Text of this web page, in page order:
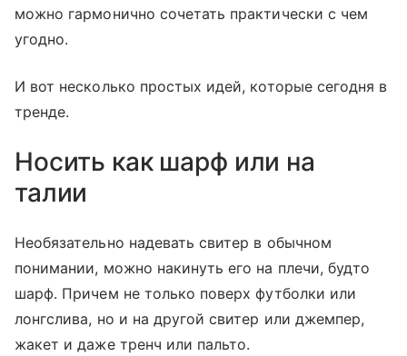
можно гармонично сочетать практически с чем
угодно.
И вот несколько простых идей, которые сегодня в
тренде.
Носить как шарф или на
талии
Необязательно надевать свитер в обычном
понимании, можно накинуть его на плечи, будто
шарф. Причем не только поверх футболки или
лонгслива, но и на другой свитер или джемпер,
жакет и даже тренч или пальто.